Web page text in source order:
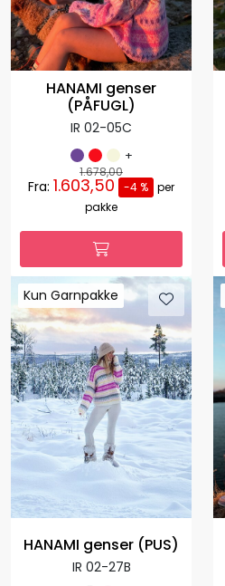
HANAMI genser
(PÅFUGL)
IR 02-05C
+
1.678,00
Fra: 1.603,50 -4 % per
pakke
Kun Garnpakke
Kun Garnpakke
HANAMI genser (PUS)
IR 02-27B